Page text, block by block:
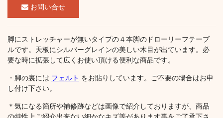
お問い合せ
脚にストレッチャーが無いタイプの４本脚のドローリーフテーブ
ルです。天板にシルバーグレインの美しい木目が出ています。必
要な時に拡張して広くお使い頂ける便利な商品です。
・脚の裏には フェルト をお貼りしています。ご不要の場合はお申
し付け下さい。
＊気になる箇所や補修跡などは画像で紹介しておりますが、商品